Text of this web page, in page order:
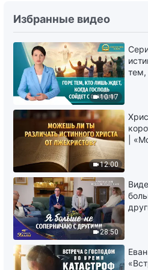
10:16
7:27
Божьи
397
5:09
Божьи
398
10:58
Божьи
399
Избранные видео
10:17
тем,
12:00
|
28:50